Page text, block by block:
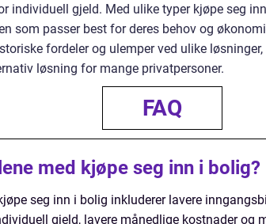
individuell gjeld. Med ulike typer kjøpe seg
som passer best for deres behov og
fordeler og ulemper ved ulike
løsning for mange privatpersoner.
FAQ
med kjøpe seg inn i bolig?
seg inn i bolig inkluderer lavere
gjeld, lavere månedlige kostnader og